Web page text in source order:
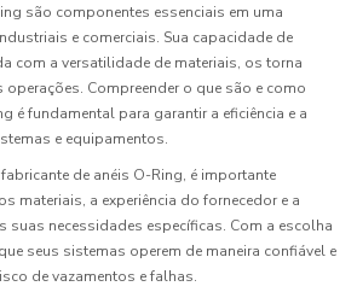
são componentes essenciais em uma
e comerciais. Sua capacidade de
com a versatilidade de materiais, os torna
Compreender o que são e como
é fundamental para garantir a eficiência e a
e equipamentos.
de anéis O-Ring, é importante
materiais, a experiência do fornecedor e a
necessidades específicas. Com a escolha
seus sistemas operem de maneira confiável e
de vazamentos e falhas.